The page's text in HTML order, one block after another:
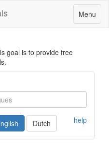
Toggle
navigation
Menu
goal is to provide free
help
Dutch